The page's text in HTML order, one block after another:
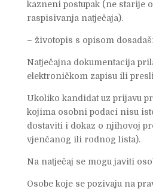
kazneni postupak (ne starije
raspisivanja natječaja).
– životopis s opisom
Natječajna dokumentacija
elektroničkom zapisu ili
Ukoliko kandidat uz prijavu
kojima osobni podaci nisu
dostaviti i dokaz o njihovoj
vjenčanog ili rodnog lista).
Na natječaj se mogu javiti
Osobe koje se pozivaju na